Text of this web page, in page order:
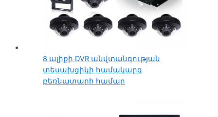
8 ալիքի DVR անվտանգության
տեսախցիկի համակարգ
բեռնատարի համար